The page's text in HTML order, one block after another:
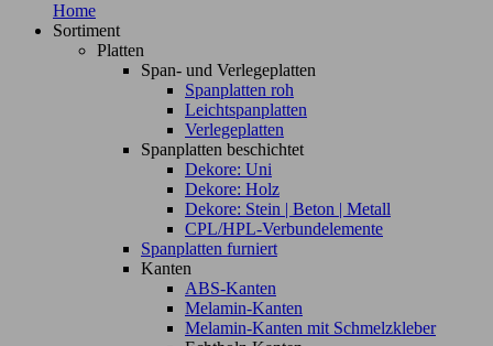
Home
Sortiment
Platten
Span- und Verlegeplatten
Spanplatten roh
Leichtspanplatten
Verlegeplatten
Spanplatten beschichtet
Dekore: Uni
Dekore: Holz
Dekore: Stein | Beton | Metall
CPL/HPL-Verbundelemente
Spanplatten furniert
Kanten
ABS-Kanten
Melamin-Kanten
Melamin-Kanten mit Schmelzkleber